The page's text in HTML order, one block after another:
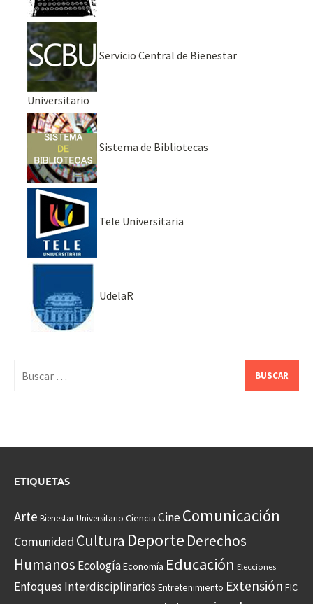
Servicio Central de Bienestar
Universitario
Sistema de Bibliotecas
Tele Universitaria
UdelaR
ETIQUETAS
Arte Bienestar Universitario Ciencia CineComunicación
Comunidad Cultura Deporte Derechos
Humanos EcologíaEconomía Educación Elecciones
Enfoques Interdisciplinarios Entretenimiento Extensión FIC